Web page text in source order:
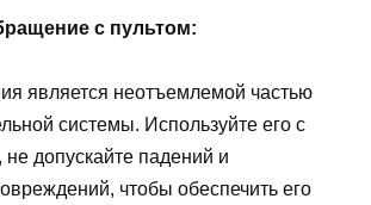
с пультом:
является неотъемлемой частью
системы. Используйте его с
допускайте падений и
чтобы обеспечить его